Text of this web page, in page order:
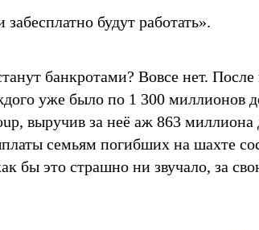
будут работать».
банкротами? Вовсе нет.
уже было по 1 300 миллионов
выручив за неё аж 863 миллиона
семьям погибших на шахте
бы это страшно ни звучало, за